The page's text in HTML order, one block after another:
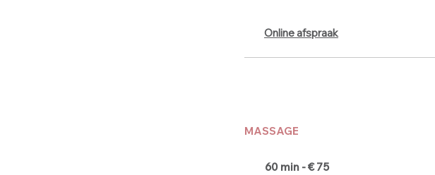
Online afspraak
MASSAGE
60 min - € 75